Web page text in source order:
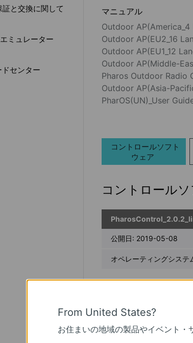
証と交換に関して
ミュレーター
ドセンター
マニュアル
Outdoor
Outdoor AP(EU2_16
Outdoor AP(EU1_12
Outdoor AP(Middle-
Pharos Outdoor Radio
Outdoor AP(Asia-
PharOS(UN)_User
コントロールソフト
ウェア
コントロール
公開日: 2019-05-08
オペレーティングシス
Modifications and Bug
1. Fixed the problem
2. Improved security
Notes:
1. When upgrading
From United States?
お住まいの地域の製品やイベント・